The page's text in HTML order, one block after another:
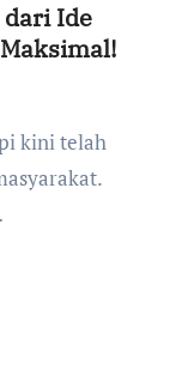
dari Ide